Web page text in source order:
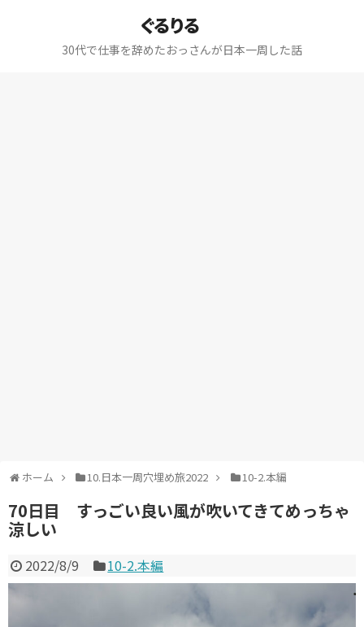
ぐるりる
30代で仕事を辞めたおっさんが日本一周した話
ホーム 10.日本一周穴埋め旅2022 10-2.本編
70日目 すっごい良い風が吹いてきてめっちゃ
涼しい
2022/8/9 10-2.本編